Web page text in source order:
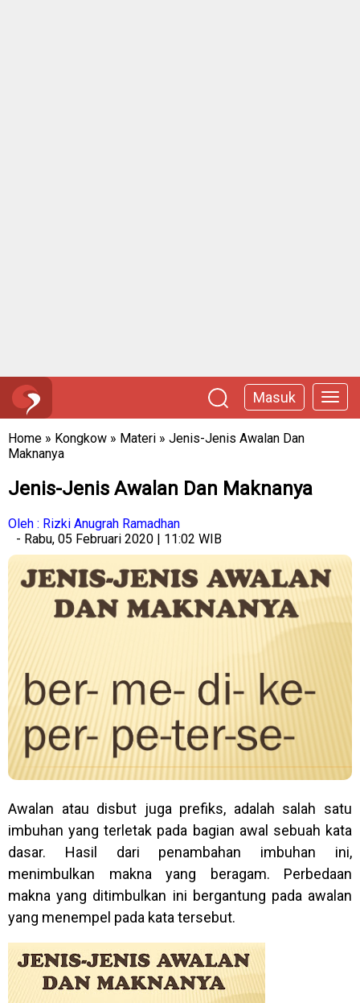
Masuk
Home » Kongkow » Materi » Jenis-Jenis Awalan Dan
Maknanya
Jenis-Jenis Awalan Dan Maknanya
Oleh : Rizki Anugrah Ramadhan
- Rabu, 05 Februari 2020 | 11:02 WIB
Awalan atau disbut juga prefiks, adalah salah satu
imbuhan yang terletak pada bagian awal sebuah kata
dasar. Hasil dari penambahan imbuhan ini,
menimbulkan makna yang beragam. Perbedaan
makna yang ditimbulkan ini bergantung pada awalan
yang menempel pada kata tersebut.